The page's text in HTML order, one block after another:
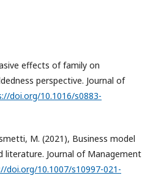
effects of family on
perspective. Journal of
doi.org/10.1016/s0883-
M. (2021), Business model
literature. Journal of Management
doi.org/10.1007/s10997-021-